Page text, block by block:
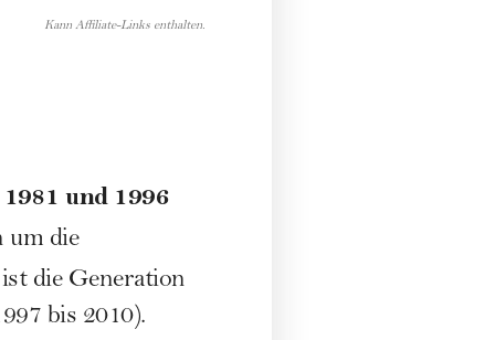
Kann Affiliate-Links enthalten.
und 1996
um die
die Generation
bis 2010).